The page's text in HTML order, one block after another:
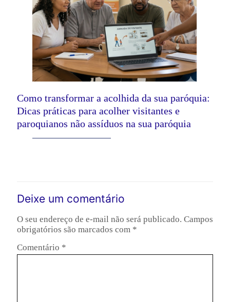
Como transformar a acolhida da sua paróquia:
Dicas práticas para acolher visitantes e
paroquianos não assíduos na sua paróquia
Deixe um comentário
O seu endereço de e-mail não será publicado. Campos
obrigatórios são marcados com *
Comentário *